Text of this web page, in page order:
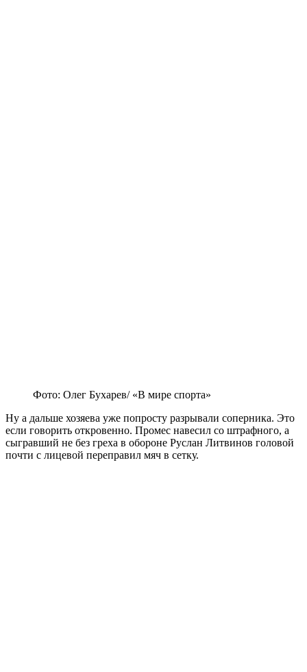
Фото: Олег Бухарев/ «В мире спорта»
Ну а дальше хозяева уже попросту разрывали соперника. Это
если говорить откровенно. Промес навесил со штрафного, а
сыгравший не без греха в обороне Руслан Литвинов головой
почти с лицевой переправил мяч в сетку.